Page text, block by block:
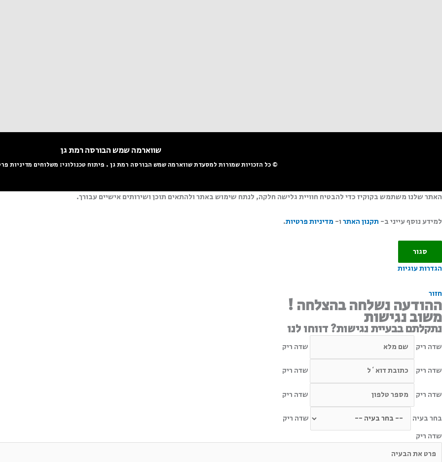
שווארמה שמש הבורסה רמת גן
© כל הזכויות שמורות למסעדת שווארמה שמש הבורסה רמת גן . פיתוח טכנולוגי: משלוחים מדיניות
האתר שלנו משתמש בקוקיז כדי להבטיח חוויית גלישה חלקה, לנתח שימוש באתר ולהתאים תוכן ושירותים אישיים עבורך.
למידע נוסף עייני ב- תקנון האתרו- מדיניות פרטיות.
סגור
הגדרות עוגיות
חזור
ההודעה נשלחה בהצלחה !
משוב נגישות
נתקלתם בבעיית נגישות? דווחו לנו
שדה ריק שדה ריק
שדה ריק שדה ריק
שדה ריק שדה ריק
בחר בעיה
שדה ריק
שדה ריק